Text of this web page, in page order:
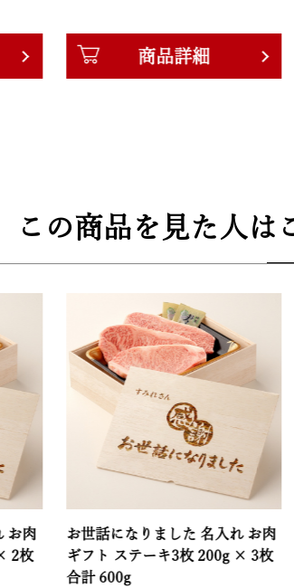
商品詳細
この商品を見た人は
お世話になりました 名入れ お肉
ギフト ステーキ3枚 200g × 3枚
合計 600g
お世話
ギフト
合計